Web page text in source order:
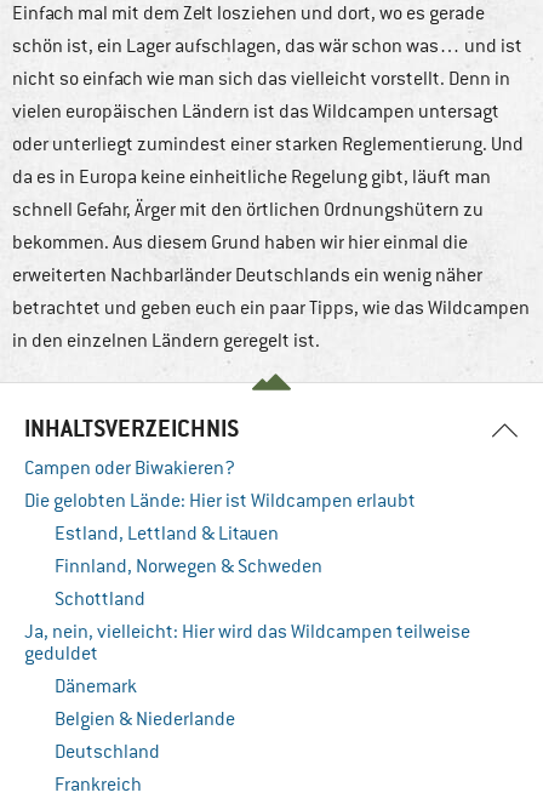
Einfach mal mit dem Zelt losziehen und dort, wo es gerade
schön ist, ein Lager aufschlagen, das wär schon was… und ist
nicht so einfach wie man sich das vielleicht vorstellt. Denn in
vielen europäischen Ländern ist das Wildcampen untersagt
oder unterliegt zumindest einer starken Reglementierung. Und
da es in Europa keine einheitliche Regelung gibt, läuft man
schnell Gefahr, Ärger mit den örtlichen Ordnungshütern zu
bekommen. Aus diesem Grund haben wir hier einmal die
erweiterten Nachbarländer Deutschlands ein wenig näher
betrachtet und geben euch ein paar Tipps, wie das Wildcampen
in den einzelnen Ländern geregelt ist.
INHALTSVERZEICHNIS
Campen oder Biwakieren?
Die gelobten Lände: Hier ist Wildcampen erlaubt
Estland, Lettland & Litauen
Finnland, Norwegen & Schweden
Schottland
Ja, nein, vielleicht: Hier wird das Wildcampen teilweise
geduldet
Dänemark
Belgien & Niederlande
Deutschland
Frankreich